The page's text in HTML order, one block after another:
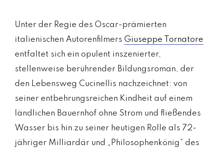
Unter der Regie des Oscar-prämierten
italienischen Autorenfilmers Giuseppe Tornatore
entfaltet sich ein opulent inszenierter,
stellenweise berührender Bildungsroman, der
den Lebensweg Cucinellis nachzeichnet: von
seiner entbehrungsreichen Kindheit auf einem
ländlichen Bauernhof ohne Strom und fließendes
Wasser bis hin zu seiner heutigen Rolle als 72-
jähriger Milliardär und „Philosophenkönig“ des